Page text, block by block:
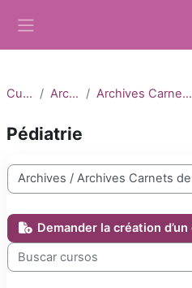
Cursos Archives Archives Carnets de stage
Pédiatrie
Demander la création
Buscar cursos